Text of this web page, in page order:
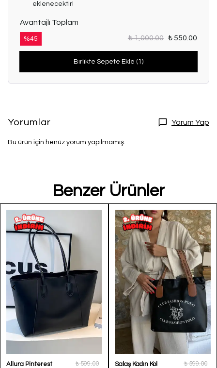
eklenecektir!
Avantajlı Toplam
%45 ₺ 1,000.00 ₺ 550.00
Birlikte Sepete Ekle (1)
Yorumlar Yorum Yap
Bu ürün için henüz yorum yapılmamış.
Benzer Ürünler
Allura Pinterest
₺ 599.00
Salaş Kadın Kol
₺ 599.00